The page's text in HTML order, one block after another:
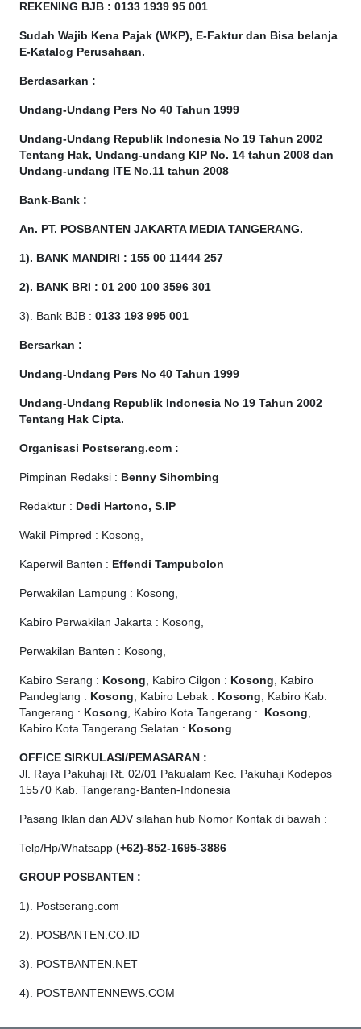
REKENING BJB : 0133 1939 95 001
Sudah Wajib Kena Pajak (WKP), E-Faktur dan Bisa belanja
E-Katalog Perusahaan.
Berdasarkan :
Undang-Undang Pers No 40 Tahun 1999
Undang-Undang Republik Indonesia No 19 Tahun 2002
Tentang Hak, Undang-undang KIP No. 14 tahun 2008 dan
Undang-undang ITE No.11 tahun 2008
Bank-Bank :
An. PT. POSBANTEN JAKARTA MEDIA TANGERANG.
1). BANK MANDIRI : 155 00 11444 257
2). BANK BRI : 01 200 100 3596 301
3). Bank BJB : 0133 193 995 001
Bersarkan :
Undang-Undang Pers No 40 Tahun 1999
Undang-Undang Republik Indonesia No 19 Tahun 2002
Tentang Hak Cipta.
Organisasi Postserang.com :
Pimpinan Redaksi : Benny Sihombing
Redaktur : Dedi Hartono, S.IP
Wakil Pimpred : Kosong,
Kaperwil Banten : Effendi Tampubolon
Perwakilan Lampung : Kosong,
Kabiro Perwakilan Jakarta : Kosong,
Perwakilan Banten : Kosong,
Kabiro Serang : Kosong, Kabiro Cilgon : Kosong, Kabiro
Pandeglang : Kosong, Kabiro Lebak : Kosong, Kabiro Kab.
Tangerang : Kosong, Kabiro Kota Tangerang : Kosong,
Kabiro Kota Tangerang Selatan : Kosong
OFFICE SIRKULASI/PEMASARAN :
Jl. Raya Pakuhaji Rt. 02/01 Pakualam Kec. Pakuhaji Kodepos
15570 Kab. Tangerang-Banten-Indonesia
Pasang Iklan dan ADV silahan hub Nomor Kontak di bawah :
Telp/Hp/Whatsapp (+62)-852-1695-3886
GROUP POSBANTEN :
1). Postserang.com
2). POSBANTEN.CO.ID
3). POSTBANTEN.NET
4). POSTBANTENNEWS.COM